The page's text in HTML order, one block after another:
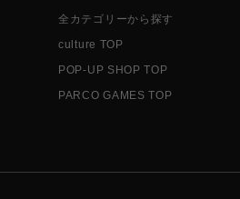
全カテゴリーから探す
culture TOP
POP-UP SHOP TOP
PARCO GAMES TOP